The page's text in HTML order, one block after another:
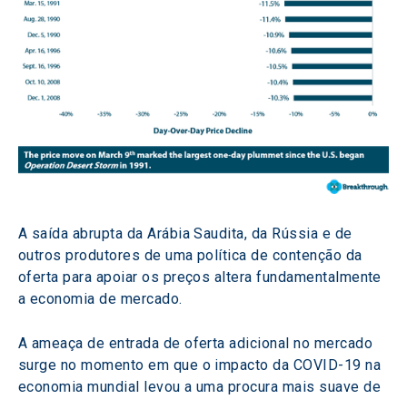
A saída abrupta da Arábia Saudita, da Rússia e de
outros produtores de uma política de contenção da
oferta para apoiar os preços altera fundamentalmente
a economia de mercado.
A ameaça de entrada de oferta adicional no mercado
surge no momento em que o impacto da COVID-19 na
economia mundial levou a uma procura mais suave de